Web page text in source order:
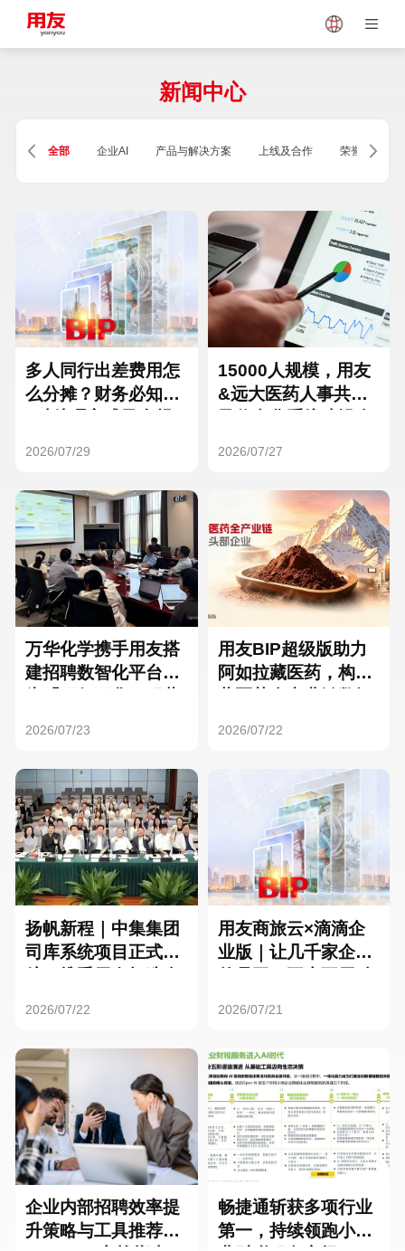
Vietnam
Singapore Malaysia
Thailand
Turkey
Hungary Mexico
Hong Kong Macau
新闻中心
全部 企业AI 产品与解决方案 上线及合作 荣誉及资质
多人同行出差费用怎
么分摊？财务必知的
2026/07/29
15000人规模，用友
&远大医药人事共享
2026/07/27
万华化学携手用友搭
建招聘数智化平台，
2026/07/23
用友BIP超级版助力
阿如拉藏医药，构建
2026/07/22
扬帆新程｜中集集团
司库系统项目正式启
2026/07/22
用友商旅云×滴滴企
业版｜让几千家企业
2026/07/21
企业内部招聘效率提
升策略与工具推荐：
畅捷通斩获多项行业
第一，持续领跑小微